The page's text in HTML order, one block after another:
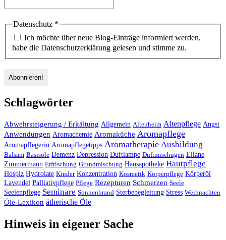
Datenschutz *
Ich möchte über neue Blog-Einträge informiert werden,
habe die Datenschutzerklärung gelesen und stimme zu.
Schlagwörter
Abwehrsteigerung / Erkältung Allgemein Altenheim Altenpflege Angst
Anwendungen Aromachemie Aromaküche Aromapflege
Aromapflegerin Aromapflegetipps Aromatherapie Ausbildung
Balsam Basisöle Demenz Depression Duftlampe Duftmischugen Eliane
Zimmermann Erfrischung Grundmischung Hausapotheke Hautpflege
Hospiz Hydrolate Kinder Konzentration Kosmetik Körperpflege Körperöl
Lavendel Palliativpflege Pflege Rezepturen Schmerzen Seele
Seelenpflege Seminare Sonnenbrand Sterbebegleitung Stress Weihnachten
Öle-Lexikon ätherische Öle
Hinweis in eigener Sache